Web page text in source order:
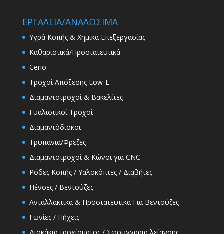
ΕΡΓΑΛΕΙΑ/ΑΝΑΛΩΣΙΜΑ
Υγρά Κοπής & Χημικά Επεξεργασίας
Καθαριστικά/Προστατευτικά
Cerio
Τροχοί Απόξεσης Low-E
Διαμαντοτροχοί & Βακελίτες
Γυαλιστικοί Τροχοί
Διαμαντόδισκοι
Τρυπάνια/Φρέζες
Διαμαντοτροχοί & Κώνοι για CNC
Ρόδες Κοπής / Υαλοκόπτες / Διαβήτες
Πένσες / Βεντούζες
Ανταλλακτικά & Προστατευτικά Για Βεντούζες
Γωνίες / Πήχεις